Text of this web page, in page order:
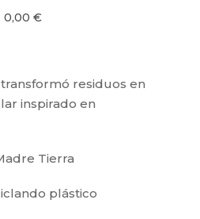
0,00 €
residuos en
inspirado en
Tierra
plástico